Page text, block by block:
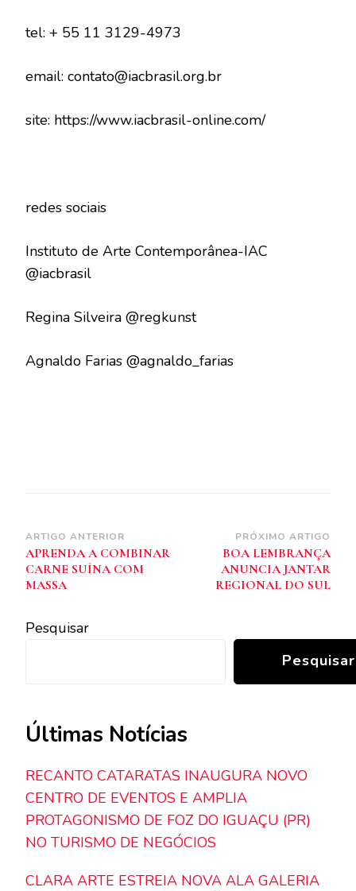
tel: + 55 11 3129-4973
email: contato@iacbrasil.org.br
site: https://www.iacbrasil-online.com/
redes sociais
Instituto de Arte Contemporânea-IAC
@iacbrasil
Regina Silveira @regkunst
Agnaldo Farias @agnaldo_farias
Navegação
de
post
ARTIGO ANTERIOR
APRENDA A COMBINAR
CARNE SUÍNA COM
MASSA
PRÓXIMO ARTIGO
BOA LEMBRANÇA
ANUNCIA JANTAR
REGIONAL DO SUL
Pesquisar
Pesquisar
Últimas Notícias
RECANTO CATARATAS INAUGURA NOVO
CENTRO DE EVENTOS E AMPLIA
PROTAGONISMO DE FOZ DO IGUAÇU (PR)
NO TURISMO DE NEGÓCIOS
CLARA ARTE ESTREIA NOVA ALA GALERIA